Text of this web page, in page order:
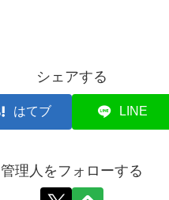
シェアする
はてブ LINE
管理人をフォローする